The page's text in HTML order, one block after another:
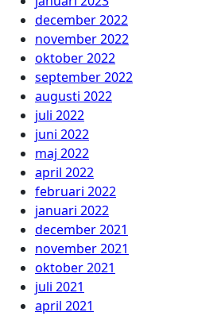
december 2022
november 2022
oktober 2022
september 2022
augusti 2022
juli 2022
juni 2022
maj 2022
april 2022
februari 2022
januari 2022
december 2021
november 2021
oktober 2021
juli 2021
april 2021